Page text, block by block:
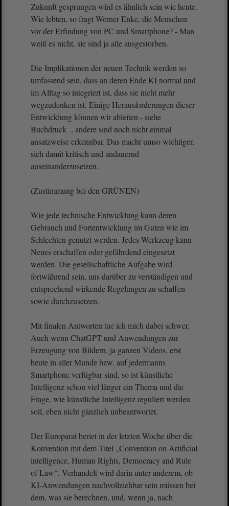
Zukunft gesprungen wird es ähnlich sein wie heute.
Wie lebten, so fragt Werner Enke, die Menschen
vor der Erfindung von PC und Smartphone? - Man
weiß es nicht, sie sind ja alle ausgestorben.
Die Implikationen der neuen Technik werden so
umfassend sein, dass an deren Ende KI normal und
im Alltag so integriert ist, dass sie nicht mehr
wegzudenken ist. Einige Herausforderungen dieser
Entwicklung können wir ableiten - siehe
Buchdruck , andere sind noch nicht einmal
ansatzweise erkennbar. Das macht umso wichtiger,
sich damit kritisch und andauernd
auseinanderzusetzen.
(Zustimmung bei den GRÜNEN)
Wie jede technische Entwicklung kann deren
Gebrauch und Fortentwicklung im Guten wie im
Schlechten genutzt werden. Jedes Werkzeug kann
Neues erschaffen oder gefährdend eingesetzt
werden. Die gesellschaftliche Aufgabe wird
fortwährend sein, uns darüber zu verständigen und
entsprechend wirkende Regelungen zu schaffen
sowie durchzusetzen.
Mit finalen Antworten tue ich mich dabei schwer.
Auch wenn ChatGPT und Anwendungen zur
Erzeugung von Bildern, ja ganzen Videos, erst
heute in aller Munde bzw. auf jedermanns
Smartphone verfügbar sind, so ist künstliche
Intelligenz schon viel länger ein Thema und die
Frage, wie künstliche Intelligenz reguliert werden
soll, eben nicht gänzlich unbeantwortet.
Der Europarat beriet in der letzten Woche über die
Konvention mit dem Titel „Convention on Artificial
intelligence, Human Rights, Democracy and Rule
of Law“. Verhandelt wird darin unter anderem, ob
KI-Anwendungen nachvollziehbar sein müssen bei
dem, was sie berechnen, und, wenn ja, nach